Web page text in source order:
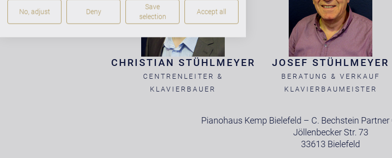
CHRISTIAN STÜHLMEYER
CENTRENLEITER &
KLAVIERBAUER
JOSEF STÜHLMEYER
BERATUNG & VERKAUF
KLAVIERBAUMEISTER
Pianohaus Kemp Bielefeld – C. Bechstein
Jöllenbecker Str. 73
33613 Bielefeld
No, adjust Deny
Save
selection
Accept all